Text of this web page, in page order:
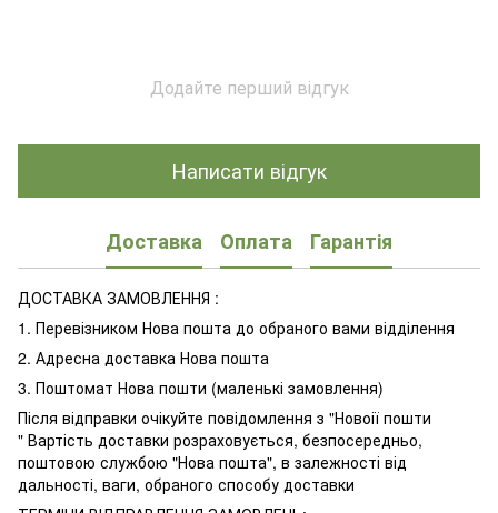
Додайте перший відгук
Написати відгук
Доставка Оплата Гарантія
ДОСТАВКА ЗАМОВЛЕННЯ :
1. Перевізником Нова пошта до обраного вами відділення
2. Адресна доставка Нова пошта
3. Поштомат Нова пошти (маленькі замовлення)
Після відправки очікуйте повідомлення з "Новоії пошти
" Вартість доставки розраховується, безпосередньо,
поштовою службою "Нова пошта", в залежності від
дальності, ваги, обраного способу доставки